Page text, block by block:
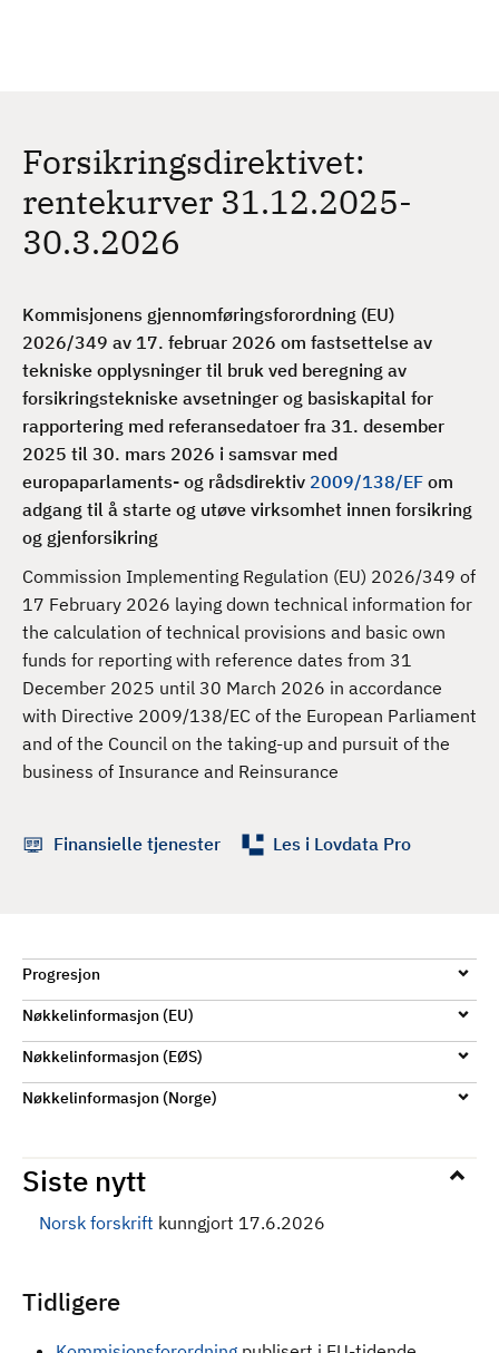
Forsikringsdirektivet:
rentekurver 31.12.2025-
30.3.2026
Kommisjonens gjennomføringsforordning (EU)
2026/349 av 17. februar 2026 om fastsettelse av
tekniske opplysninger til bruk ved beregning av
forsikringstekniske avsetninger og basiskapital for
rapportering med referansedatoer fra 31. desember
2025 til 30. mars 2026 i samsvar med
europaparlaments- og rådsdirektiv 2009/138/EF om
adgang til å starte og utøve virksomhet innen forsikring
og gjenforsikring
Commission Implementing Regulation (EU) 2026/349 of
17 February 2026 laying down technical information for
the calculation of technical provisions and basic own
funds for reporting with reference dates from 31
December 2025 until 30 March 2026 in accordance
with Directive 2009/138/EC of the European Parliament
and of the Council on the taking-up and pursuit of the
business of Insurance and Reinsurance
Finansielle tjenester Les i Lovdata Pro
Progresjon
Nøkkelinformasjon (EU)
Nøkkelinformasjon (EØS)
Nøkkelinformasjon (Norge)
Siste nytt
Norsk forskrift kunngjort 17.6.2026
Tidligere